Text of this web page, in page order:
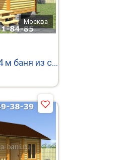
Москва
Проект БС-3 4х4 м баня из сухого бруса